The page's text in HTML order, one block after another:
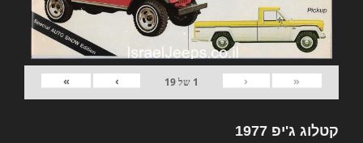
«
‹
1 של19
›
»
קטלוג ג'יפ 1977